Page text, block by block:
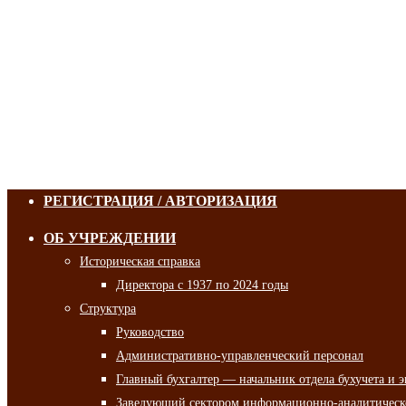
РЕГИСТРАЦИЯ / АВТОРИЗАЦИЯ
ОБ УЧРЕЖДЕНИИ
Историческая справка
Директора с 1937 по 2024 годы
Структура
Руководство
Административно-управленческий персонал
Главный бухгалтер — начальник отдела бухучета и
Заведующий сектором информационно-